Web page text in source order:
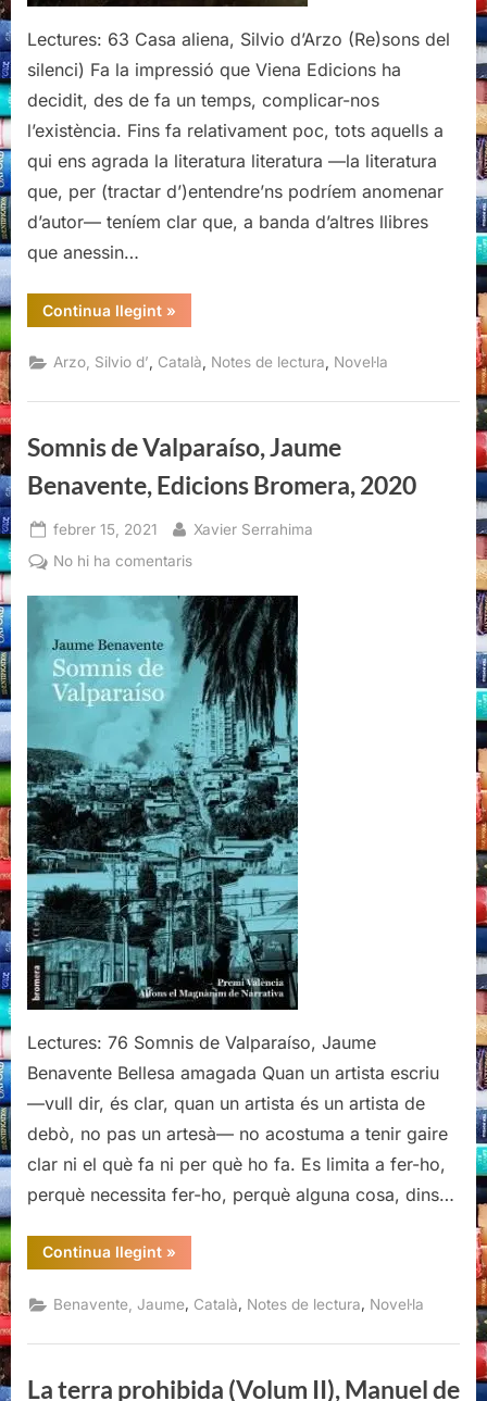
Lectures: 63 Casa aliena, Silvio d’Arzo (Re)sons del
silenci) Fa la impressió que Viena Edicions ha
decidit, des de fa un temps, complicar-nos
l’existència. Fins fa relativament poc, tots aquells a
qui ens agrada la literatura literatura —la literatura
que, per (tractar d’)entendre’ns podríem anomenar
d’autor— teníem clar que, a banda d’altres llibres
que anessin…
Continua llegint“Casa
aliena,
d’Arzo,
Viena
2021”
»
Arzo, Silvio d’ Català Notes de lectura Novel·la
Somnis de Valparaíso, Jaume
Benavente, Edicions Bromera, 2020
Posted
on
febrer 15, 2021 By
Xavier Serrahima
No hi ha comentarisa
de
Valparaíso,
Jaume
Benavente,
Edicions
Bromera,
2020
Lectures: 76 Somnis de Valparaíso, Jaume
Benavente Bellesa amagada Quan un artista escriu
—vull dir, és clar, quan un artista és un artista de
debò, no pas un artesà— no acostuma a tenir gaire
clar ni el què fa ni per què ho fa. Es limita a fer-ho,
perquè necessita fer-ho, perquè alguna cosa, dins…
Continua llegint“Somnis
de
Jaume
Benavente,
Bromera,
»
Benavente, Jaume, Català, Notes de lectura, Novel·la
La terra prohibida (Volum II), Manuel de